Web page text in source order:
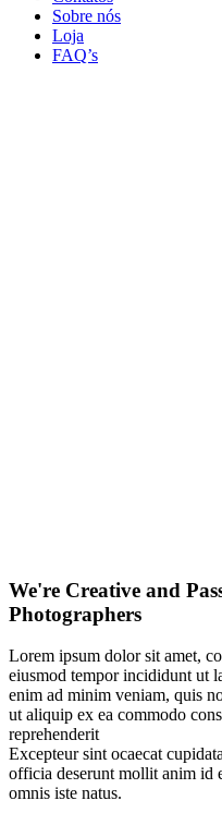
Sobre nós
Loja
FAQ’s
We're Creative and
Photographers
Lorem ipsum dolor sit amet,
eiusmod tempor incididunt ut
enim ad minim veniam, quis
ut aliquip ex ea commodo
reprehenderit
Excepteur sint ocaecat
officia deserunt mollit anim id
omnis iste natus.